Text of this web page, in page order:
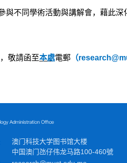
與不同學術活動與講解會，藉此
敬請函至本處電郵 （
澳门科技大学图书馆大楼
中国澳门氹仔伟龙马路100-460號